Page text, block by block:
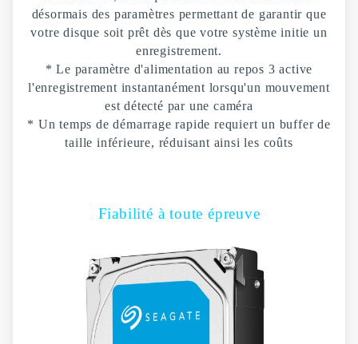
désormais des paramètres permettant de garantir que
votre disque soit prêt dès que votre système initie un
enregistrement.
* Le paramètre d'alimentation au repos 3 active
l'enregistrement instantanément lorsqu'un mouvement
est détecté par une caméra
* Un temps de démarrage rapide requiert un buffer de
taille inférieure, réduisant ainsi les coûts
Fiabilité à toute épreuve